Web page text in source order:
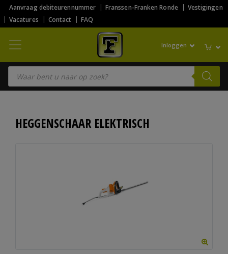
Aanvraag debiteurennummer Franssen-Franken Ronde
Vestigingen
Vacatures
Contact FAQ
Inloggen
Producten zoeken
HEGGENSCHAAR ELEKTRISCH